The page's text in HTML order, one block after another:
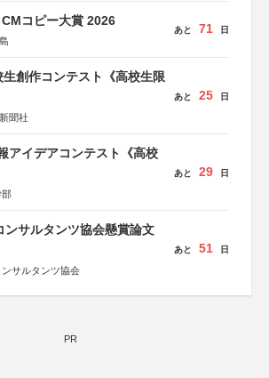
コピー大賞 2026
あと 71 日
創作コンテスト《高校生限
聞社
あと 25 日
アイデアコンテスト《高校
部
あと 29 日
ンサルタンツ協会懸賞論文
サルタンツ協会
あと 51 日
PR